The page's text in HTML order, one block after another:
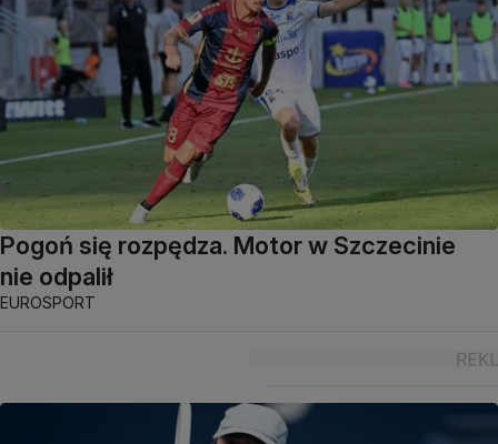
Pogoń się rozpędza. Motor w Szczecinie
nie odpalił
EUROSPORT